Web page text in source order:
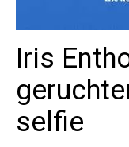
Iris
selfie